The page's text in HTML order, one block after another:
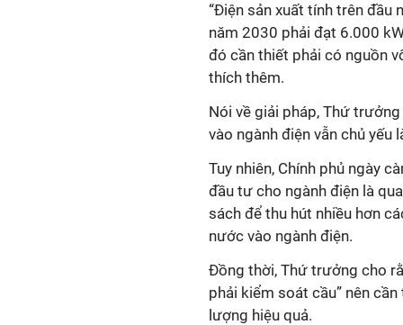
“Điện sản xuất tính trên
năm 2030 phải đạt 6.000
đó cần thiết phải có nguồn
thích thêm.
Nói về giải pháp, Thứ
vào ngành điện vẫn chủ yếu
Tuy nhiên, Chính phủ ngày
đầu tư cho ngành điện là
sách để thu hút nhiều hơn
nước vào ngành điện.
Đồng thời, Thứ trưởng cho
phải kiểm soát cầu” nên
lượng hiệu quả.